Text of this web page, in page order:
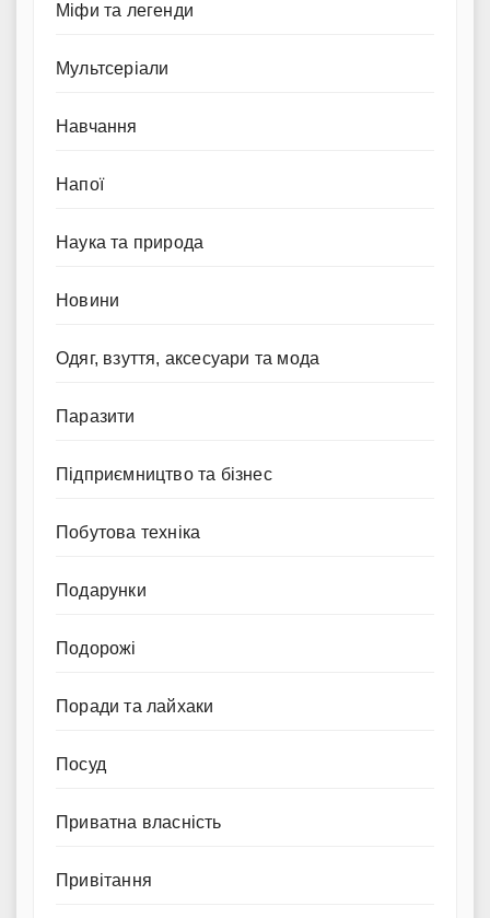
Міфи та легенди
Мультсеріали
Навчання
Напої
Наука та природа
Новини
Одяг, взуття, аксесуари та мода
Паразити
Підприємництво та бізнес
Побутова техніка
Подарунки
Подорожі
Поради та лайхаки
Посуд
Приватна власність
Привітання